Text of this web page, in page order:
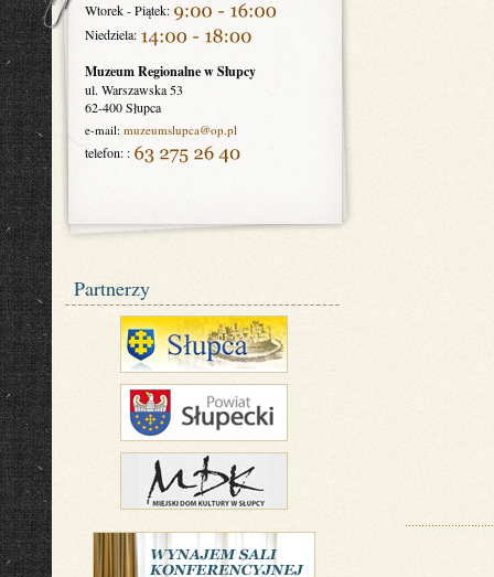
Wtorek - Piątek:
Niedziela:
Muzeum Regionalne w Słupcy
ul. Warszawska 53
62-400 Słupca
e-mail: muzeumslupca@op.pl
telefon: :
Partnerzy